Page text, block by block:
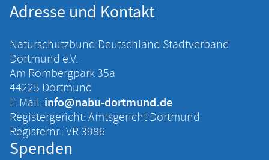
Adresse und Kontakt
Naturschutzbund Deutschland Stadtverband
Dortmund e.V.
Am Rombergpark 35a
44225 Dortmund
E-Mail: info@nabu-dortmund.de
Registergericht: Amtsgericht Dortmund
Registernr.: VR 3986
Spenden